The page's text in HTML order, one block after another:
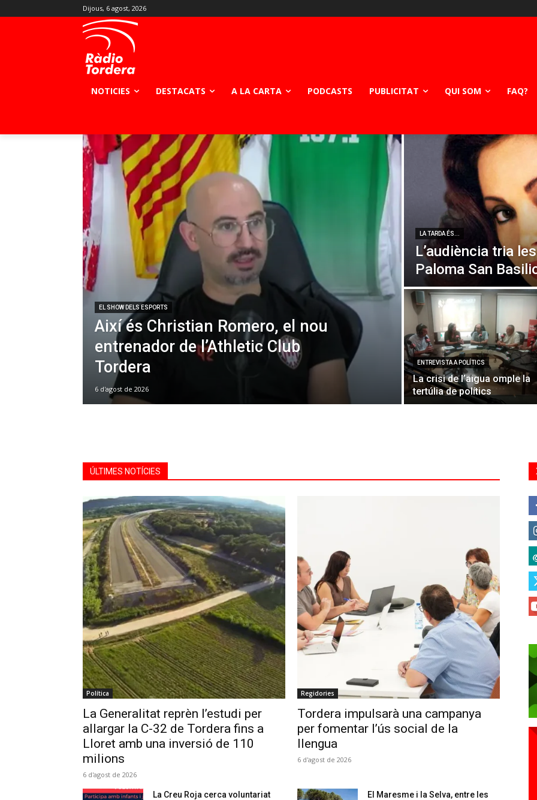
Dijous, 6 agost, 2026
NOTICIES DESTACATS A LA CARTA PODCASTS PUBLICITAT QUI SOM FAQ?
EL SHOW DELS ESPORTS
Així és Christian Romero, el nou
entrenador de l’Athletic Club
Tordera
6 d'agost de 2026
LA TARDA ÉS...
L’audiència tria
Paloma San
ENTREVISTA A POLÍTICS
La crisi de l’aigua omple la
tertúlia de polítics
ÚLTIMES NOTÍCIES
Política
La Generalitat reprèn l’estudi per
allargar la C-32 de Tordera fins a
Lloret amb una inversió de 110
milions
6 d'agost de 2026
Regidories
Tordera impulsarà una campanya
per fomentar l’ús social de la
llengua
6 d'agost de 2026
La Creu Roja cerca voluntariat
El Maresme i la Selva, entre les